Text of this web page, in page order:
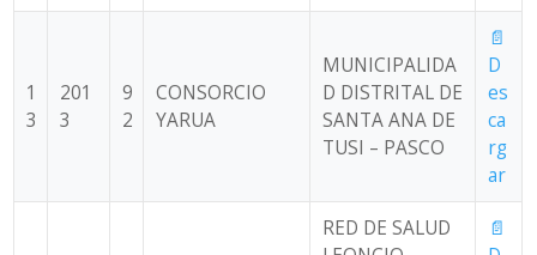
1
3
201
3
9
2
CONSORCIO
YARUA
MUNICIPALIDA
D DISTRITAL DE
SANTA ANA DE
TUSI – PASCO
📄
D
es
ca
rg
ar
RED DE SALUD
📄